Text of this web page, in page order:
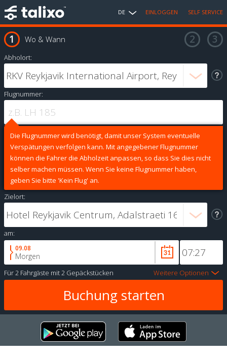
DE EINLOGGEN SELF SERVICE
Wo & Wann
Abholort:
Flugnummer:
Die Flugnummer wird benötigt, damit unser System eventuelle
Verspätungen verfolgen kann. Mit angegebener Flugnummer
können die Fahrer die Abholzeit anpassen, so dass Sie dies nicht
selber machen müssen. Wenn Sie keine Flugnummer haben,
geben Sie bitte 'Kein Flug' an.
Zielort:
am:
09.08
Morgen
Für2 Fahrgäste mit2 Gepäckstücken Weitere Optionen